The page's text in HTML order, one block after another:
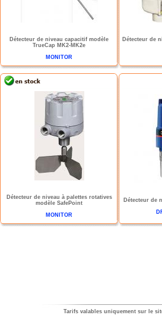
Détecteur de niveau capacitif modèle
TrueCap MK2-MK2e
MONITOR
Détecteur de
Détecteur de niveau à palettes rotatives
modèle SafePoint
MONITOR
Détecteur de
Tarifs valables uniquement sur le